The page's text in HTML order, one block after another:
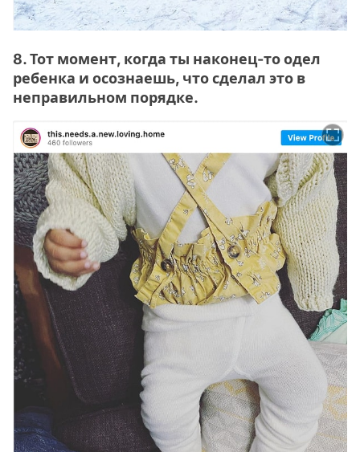
8. Тот момент, когда ты наконец-то одел
ребенка и осознаешь, что сделал это в
неправильном порядке.